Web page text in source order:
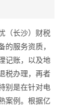
（长沙）财税
的服务资质，
记账，以及地
税办理，再者
别是在针对电
案例。根据亿